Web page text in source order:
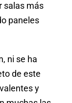
salas más
paneles
ni se ha
de este
y